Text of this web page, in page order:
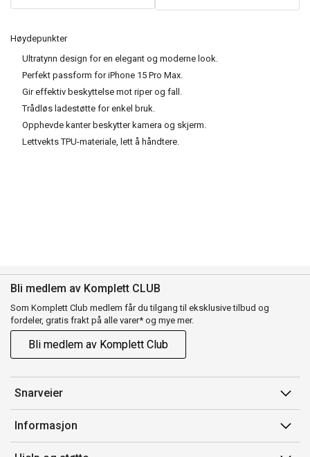
Høydepunkter
Ultratynn design for en elegant og moderne look.
Perfekt passform for iPhone 15 Pro Max.
Gir effektiv beskyttelse mot riper og fall.
Trådløs ladestøtte for enkel bruk.
Opphevde kanter beskytter kamera og skjerm.
Lettvekts TPU-materiale, lett å håndtere.
Bli medlem av Komplett CLUB
Som Komplett Club medlem får du tilgang til eksklusive tilbud og
fordeler, gratis frakt på alle varer* og mye mer.
Bli medlem av Komplett Club
Snarveier
Min side
Ordreoversikt
Informasjon
Salgsbetingelser